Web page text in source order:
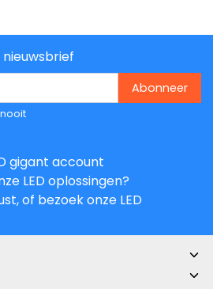
Abonneer
gigant account
LED oplossingen?
of bezoek onze LED